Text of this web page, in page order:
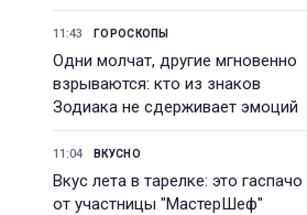
11:43 ГОРОСКОПЫ
Одни молчат, другие мгновенно
взрываются: кто из знаков
Зодиака не сдерживает эмоций
11:04 ВКУСНО
Вкус лета в тарелке: это гаспачо
от участницы "МастерШеф"